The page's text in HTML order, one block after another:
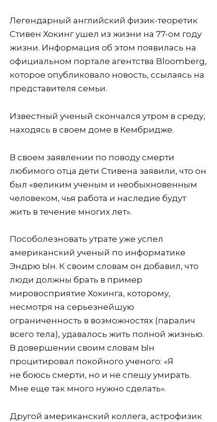
Легендарный английский физик-теоретик
Стивен Хокинг ушел из жизни на 77-ом году
жизни. Информация об этом появилась на
официальном портале агентства Bloomberg,
которое опубликовало новость, ссылаясь на
представителя семьи.
Известный ученый скончался утром в среду,
находясь в своем доме в Кембридже.
В своем заявлении по поводу смерти
любимого отца дети Стивена заявили, что он
был «великим ученым и необыкновенным
человеком, чья работа и наследие будут
жить в течение многих лет».
Пособолезновать утрате уже успел
американский ученый по информатике
Эндрю Ын. К своим словам он добавил, что
люди должны брать в пример
мировосприятие Хокинга, которому,
несмотря на серьезнейшую
ограниченность в возможностях (паралич
всего тела), удавалось жить полной жизнью.
В довершении своим словам Ын
процитировал покойного ученого: «Я
не боюсь смерти, но и не спешу умирать.
Мне еще так много нужно сделать».
Другой американский коллега, астрофизик